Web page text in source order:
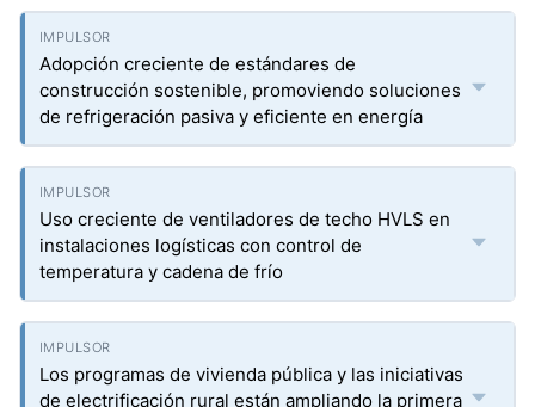
Adopción creciente de estándares de
construcción sostenible, promoviendo soluciones
de refrigeración pasiva y eficiente en energía
Uso creciente de ventiladores de techo HVLS en
instalaciones logísticas con control de
temperatura y cadena de frío
Los programas de vivienda pública y las iniciativas
de electrificación rural están ampliando la primera